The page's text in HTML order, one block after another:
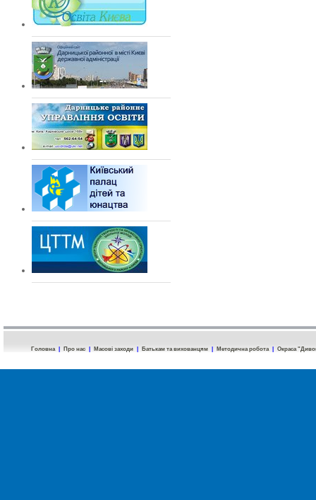
Головна Про нас Масові заходи Батькам та вихованцям Методична робота Окраса